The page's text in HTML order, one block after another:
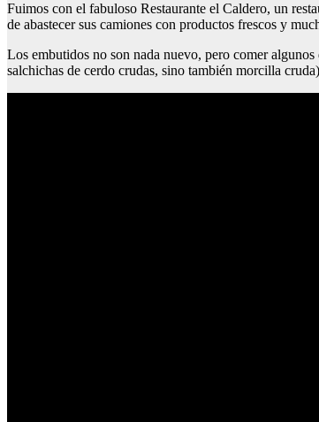
Fuimos con el fabuloso Restaurante el Caldero, un
de abastecer sus camiones con productos frescos y
Los embutidos no son nada nuevo, pero comer
salchichas de cerdo crudas, sino también morcilla